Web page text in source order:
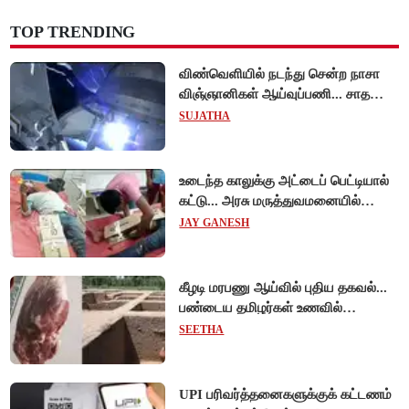
TOP TRENDING
விண்வெளியில் நடந்து சென்ற நாசா
விஞ்ஞானிகள் ஆய்வுப்பணி... சாதனை
!
SUJATHA
உடைந்த காலுக்கு அட்டைப் பெட்டியால்
கட்டு... அரசு மருத்துவமனையில்
விநோத சிகிச்சை... அதிர்ச்சி வீடியோ!
JAY GANESH
கீழடி மரபணு ஆய்வில் புதிய தகவல்...
பண்டைய தமிழர்கள் உணவில்
அதிகளவு இறைச்சி பயன்பாடு!
SEETHA
UPI பரிவர்த்தனைகளுக்குக் கட்டணம்